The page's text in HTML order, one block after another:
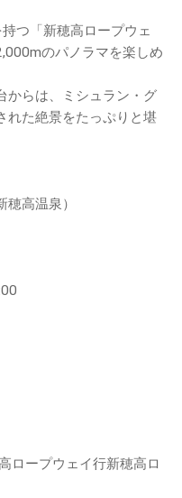
つ「新穂高ロープウェ
のパノラマを楽しめ
からは、ミシュラン・グ
れた絶景をたっぷりと堪
高温泉）
ープウェイ行新穂高ロ